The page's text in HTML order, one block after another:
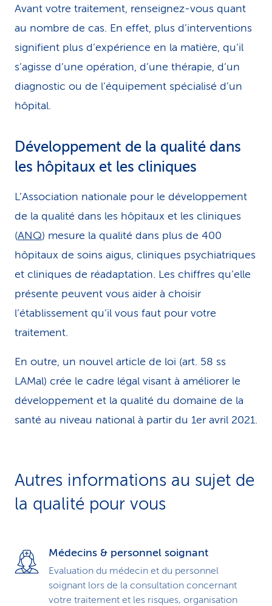
Avant votre traitement, renseignez-vous quant
au nombre de cas. En effet, plus d’interventions
signifient plus d’expérience en la matière, qu’il
s’agisse d’une opération, d’une thérapie, d’un
diagnostic ou de l’équipement spécialisé d’un
hôpital.
Développement de la qualité dans
les hôpitaux et les cliniques
L’Association nationale pour le développement
de la qualité dans les hôpitaux et les cliniques
(ANQ) mesure la qualité dans plus de 400
hôpitaux de soins aigus, cliniques psychiatriques
et cliniques de réadaptation. Les chiffres qu’elle
présente peuvent vous aider à choisir
l’établissement qu’il vous faut pour votre
traitement.
En outre, un nouvel article de loi (art. 58 ss
LAMal) crée le cadre légal visant à améliorer le
développement et la qualité du domaine de la
santé au niveau national à partir du 1er avril 2021.
Autres informations au sujet de
la qualité pour vous
Médecins & personnel soignant
Evaluation du médecin et du personnel
soignant lors de la consultation concernant
votre traitement et les risques, organisation